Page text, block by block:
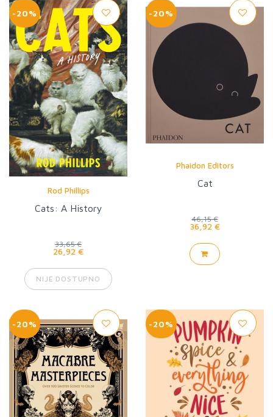
-20%
Rod Phillips
Cats: A History
33,65 €
26,92 €
NIJE DOSTUPNO
-20%
Phaidon Editors
Cat
46,15 €
36,92 €
-20% -20%